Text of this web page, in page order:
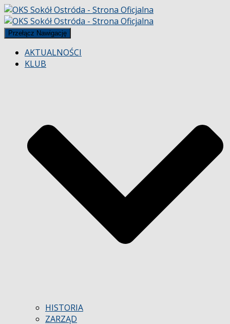
Przełącz Nawigację
AKTUALNOŚCI
KLUB
HISTORIA
ZARZĄD